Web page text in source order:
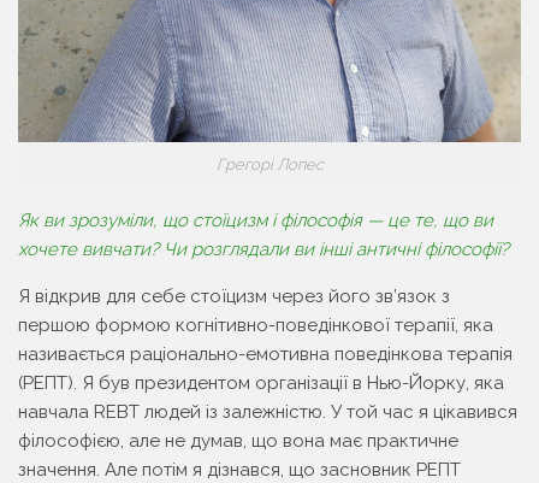
Грегорі Лопес
Як ви зрозуміли, що стоїцизм і філософія — це те, що ви
хочете вивчати? Чи розглядали ви інші античні філософії?
Я відкрив для себе стоїцизм через його зв’язок з
першою формою когнітивно-поведінкової терапії, яка
називається раціонально-емотивна поведінкова терапія
(РЕПТ). Я був президентом організації в Нью-Йорку, яка
навчала REBT людей із залежністю. У той час я цікавився
філософією, але не думав, що вона має практичне
значення. Але потім я дізнався, що засновник РЕПТ